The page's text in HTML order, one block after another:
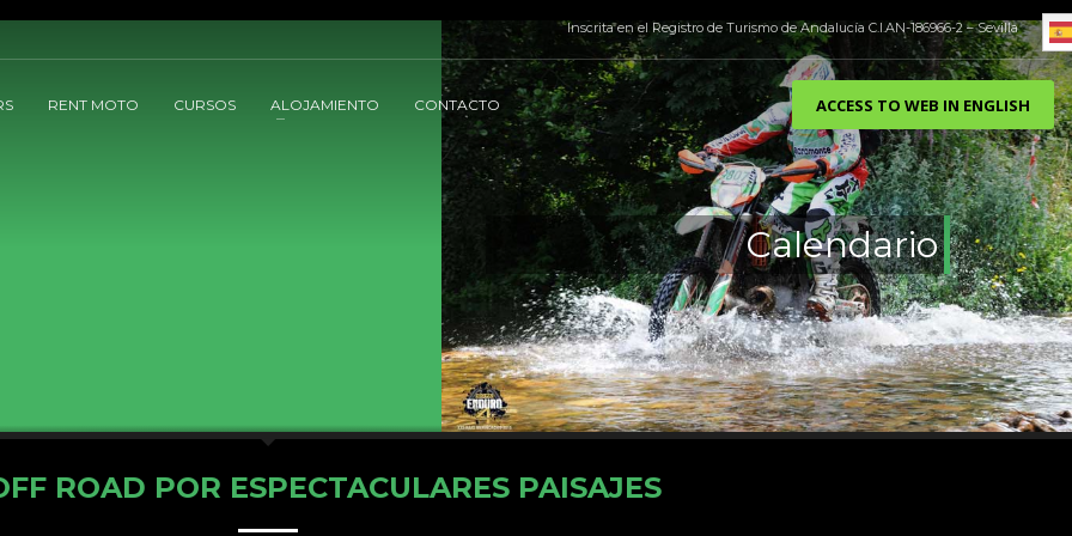
Inscrita en el Registro de Turismo de Andalucía C.I.AN-186966-2 – Sevilla
RENT MOTO CURSOS ALOJAMIENTO CONTACTO ACCESS TO WEB IN ENGLISH
Calendario
ROAD POR ESPECTACULARES PAISAJES